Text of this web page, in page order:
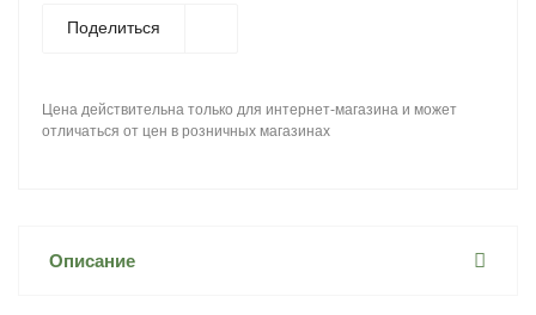
Поделиться
Цена действительна только для интернет-магазина и может
отличаться от цен в розничных магазинах
Описание